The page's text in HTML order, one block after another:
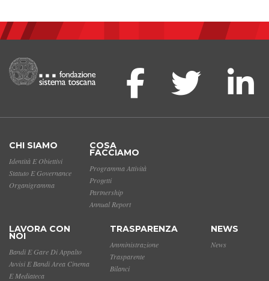
CHI SIAMO
Identità E Obiettivi
Statuto E Governance
Organigramma
COSA
FACCIAMO
Programma Attività
Progetti
Partnership
Annual Report
LAVORA CON
NOI
Bandi E Gare Di Appalto
Avvisi E Bandi Area Cinema
E Mediateca
TRASPARENZA
Amministrazione
Trasparente
Bilanci
NEWS
News